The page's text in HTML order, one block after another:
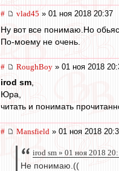
# vlad45 » 01 ноя 2018 20:37
Ну вот все понимаю.Но
По-моему не очень.
# RoughBoy » 01 ноя 2018
irod sm,
Юра,
читать и понимать
# Mansfield » 01 ноя 2018
irod sm » 01 ноя 2018
Не понимаю.((